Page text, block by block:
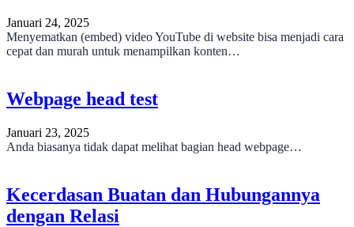
Januari 24, 2025
Menyematkan (embed) video YouTube di website bisa menjadi cara
cepat dan murah untuk menampilkan konten…
Webpage head test
Januari 23, 2025
Anda biasanya tidak dapat melihat bagian head webpage…
Kecerdasan Buatan dan Hubungannya
dengan Relasi